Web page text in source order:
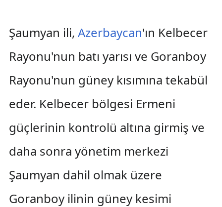
Şaumyan ili, Azerbaycan'ın Kelbecer
Rayonu'nun batı yarısı ve Goranboy
Rayonu'nun güney kısımına tekabül
eder. Kelbecer bölgesi Ermeni
güçlerinin kontrolü altına girmiş ve
daha sonra yönetim merkezi
Şaumyan dahil olmak üzere
Goranboy ilinin güney kesimi